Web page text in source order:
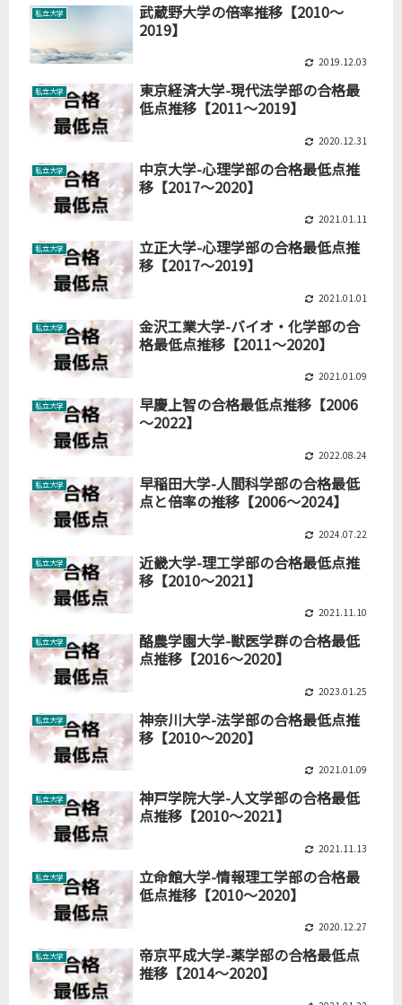
私立大学
武蔵野大学の倍率推移【2010～
2019】
2019.12.03
私立大学
東京経済大学-現代法学部の合格最
低点推移【2011～2019】
2020.12.31
私立大学
中京大学-心理学部の合格最低点推
移【2017～2020】
2021.01.11
私立大学
立正大学-心理学部の合格最低点推
移【2017～2019】
2021.01.01
私立大学
金沢工業大学-バイオ・化学部の合
格最低点推移【2011～2020】
2021.01.09
私立大学
早慶上智の合格最低点推移【2006
～2022】
2022.08.24
私立大学
早稲田大学-人間科学部の合格最低
点と倍率の推移【2006～2024】
2024.07.22
私立大学
近畿大学-理工学部の合格最低点推
移【2010～2021】
2021.11.10
私立大学
酪農学園大学-獣医学群の合格最低
点推移【2016～2020】
2023.01.25
私立大学
神奈川大学-法学部の合格最低点推
移【2010～2020】
2021.01.09
私立大学
神戸学院大学-人文学部の合格最低
点推移【2010～2021】
2021.11.13
私立大学
立命館大学-情報理工学部の合格最
低点推移【2010～2020】
2020.12.27
私立大学
帝京平成大学-薬学部の合格最低点
推移【2014～2020】